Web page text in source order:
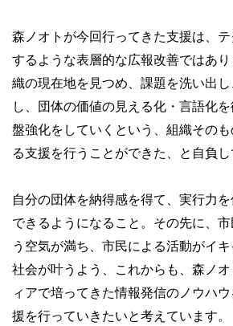
森ノオトが今回行ってきた支援は、
するような表層的な広報改善ではあ
織の現在地を見つめ、課題を洗い出
し、団体の価値の見える化・言語化
盤強化をしていくという、組織その
る支援を行うことができた、と自負し
自分の団体を納得感を得て、実行力
できるようになること。その先に、
う空気が満ち、市民による活動がイ
社会が叶うよう、これからも、森ノ
ィアで培ってきた情報発信のノウハ
援を行っていきたいと考えています。